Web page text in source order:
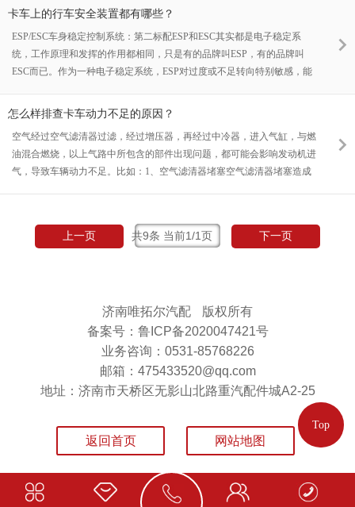
故障未···
卡车上的行车安全装置都有哪些？
ESP/ESC车身稳定控制系统：第二标配ESP和ESC其实都是电子稳定系
统，工作原理和发挥的作用都相同，只是有的品牌叫ESP，有的品牌叫
ESC而已。作为一种电子稳定系统，ESP对过度或不足转向特别敏感，能
ESP是目前最先进主···
怎么样排查卡车动力不足的原因？
空气经过空气滤清器过滤，经过增压器，再经过中冷器，进入气缸，与燃
油混合燃烧，以上气路中所包含的部件出现问题，都可能会影响发动机进
气，导致车辆动力不足。比如：1、空气滤清器堵塞空气滤清器堵塞造成
上一页 共9条 当前1/1页 下一页
济南唯拓尔汽配
版权所有
备案号：鲁ICP备2020047421号
业务咨询：0531-85768226
邮箱：475433520@qq.com
地址：济南市天桥区无影山北路重汽配件城A2-25
返回首页 网站地图
Top